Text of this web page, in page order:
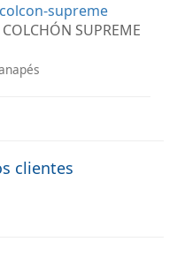
SUPREME
clientes